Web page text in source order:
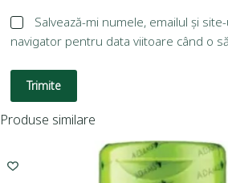
Salvează-mi numele, emailul și
navigator pentru data viitoare când o
Trimite
Produse similare